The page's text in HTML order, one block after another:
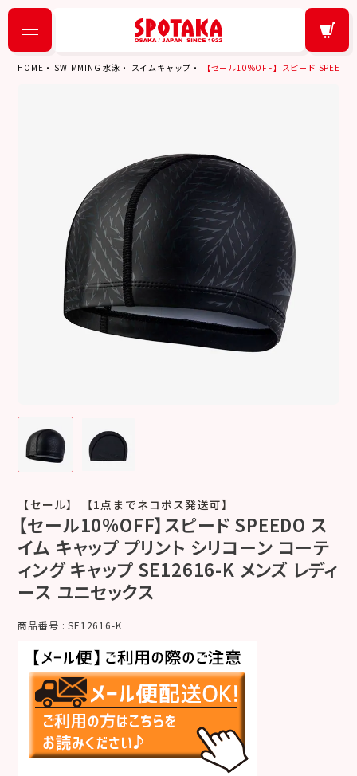
HOME SWIMMING 水泳 スイムキャップ 【セール10%OFF】スピード
【セール】 【1点までネコポス発送可】
【セール10%OFF】スピード SPEEDO ス
イム キャップ プリント シリコーン コーテ
ィング キャップ SE12616-K メンズ レディ
ース ユニセックス
商品番号 SE12616-K